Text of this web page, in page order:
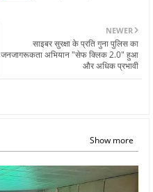
NEWER
साइबर सुरक्षा के प्रति गुना पुलिस का
जनजागरूकता अभियान "सेफ क्लिक 2.0" हुआ
और अधिक प्रभावी
Show more